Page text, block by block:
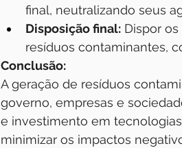
final, neutralizando seus
Disposição final: Dispor
resíduos contaminantes,
Conclusão:
A geração de resíduos
governo, empresas e
e investimento em
minimizar os impactos